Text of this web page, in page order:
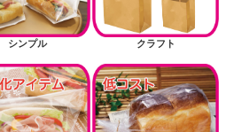
シンプル クラフト